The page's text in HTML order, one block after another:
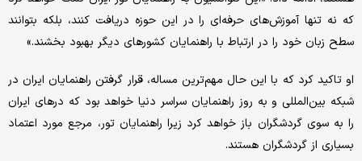
که نه تنها آموزش‌های حرفه‌ای را در این حوزه دریافت کنند، بلکه بتوانند
سطح زبان خود را در ارتباط با راهنمایان کشورهای دیگر بهبود بخشند.»
او تاکید کرد که با این حال مهم‌ترین مساله، قرار گرفتن راهنمایان ایران در
شبکه بین‌المللی و به روز راهنمایان سراسر دنیا خواهد بود که درهای ایران
را به سوی گردشگران باز خواهد کرد زیرا راهنمایان تور، مرجع مورد اعتماد
بسیاری از گردشگران هستند.